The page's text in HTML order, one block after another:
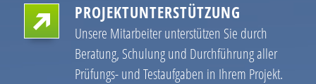
PROJEKTUNTERSTÜTZUNG
Unsere Mitarbeiter unterstützen Sie durch
Beratung, Schulung und Durchführung aller
Prüfungs- und Testaufgaben in Ihrem Projekt.